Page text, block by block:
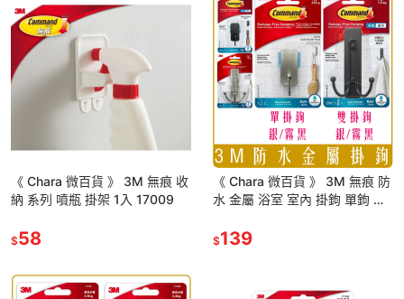
《 Chara 微百貨 》 3M 無痕 收
納 系列 噴瓶 掛架 1入 17009
$58
《 Chara 微百貨 》 3M 無痕 防
水 金屬 浴室 室內 掛鉤 單鉤 雙
$139